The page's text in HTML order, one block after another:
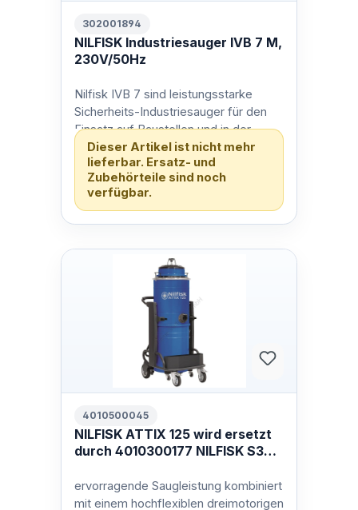
302001894
NILFISK Industriesauger IVB 7 M,
230V/50Hz
Nilfisk IVB 7 sind leistungsstarke
Sicherheits-Industriesauger für den
Einsatz auf Baustellen und in der
Fertigung - inklusive Steckdose mit…
Dieser Artikel ist nicht mehr
lieferbar. Ersatz- und
Zubehörteile sind noch
verfügbar.
4010500045
NILFISK ATTIX 125 wird ersetzt
durch 4010300177 NILFISK S3
ervorragende Saugleistung kombiniert
mit einem hochflexiblen dreimotorigen